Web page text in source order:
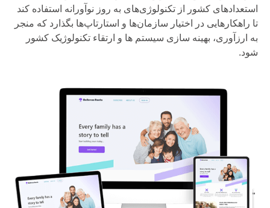
استعدادهای کشور از تکنولوژی‌های به روز نوآورانه استفاده کند
تا راهکارهایی در اختیار سازمان‌ها و استارتاپ‌ها بگذارد که منجر
به ارزآوری، بهینه سازی سیستم ها و ارتقاء تکنولوژیک کشور
شود.